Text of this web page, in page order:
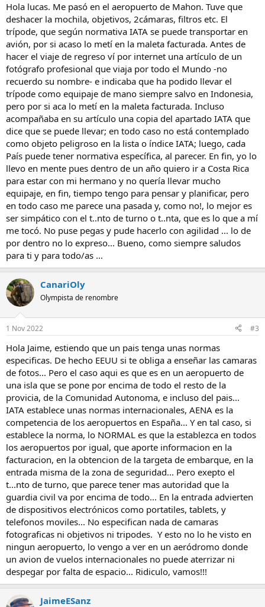
Hola lucas. Me pasó en el aeropuerto de Mahon. Tuve que
deshacer la mochila, objetivos, 2cámaras, filtros etc. El
trípode, que según normativa IATA se puede transportar en
avión, por si acaso lo metí en la maleta facturada. Antes de
hacer el viaje de regreso ví por internet una artículo de un
fotógrafo profesional que viaja por todo el Mundo -no
recuerdo su nombre- e indicaba que ha podido llevar el
trípode como equipaje de mano siempre salvo en Indonesia,
pero por si aca lo metí en la maleta facturada. Incluso
acompañaba en su artículo una copia del apartado IATA que
dice que se puede llevar; en todo caso no está contemplado
como objeto peligroso en la lista o índice IATA; luego, cada
País puede tener normativa específica, al parecer. En fin, yo lo
llevo en mente pues dentro de un año quiero ir a Costa Rica
para estar con mi hermano y no quería llevar mucho
equipaje, en fin, tiempo tengo para pensar y planificar, pero
en todo caso me parece una pasada y, como no!, lo mejor es
ser simpático con el t..nto de turno o t..nta, que es lo que a mí
me tocó. No puse pegas y pude hacerlo con agilidad ... lo de
por dentro no lo expreso... Bueno, como siempre saludos
para ti y para todo/as ...
CanariOly
Olympista de renombre
1 Nov 2022 #3
Hola Jaime, estiendo que un pais tenga unas normas
especificas. De hecho EEUU si te obliga a enseñar las camaras
de fotos... Pero el caso aqui es que es en un aeropuerto de
una isla que se pone por encima de todo el resto de la
provicia, de la Comunidad Autonoma, e incluso del pais...
IATA establece unas normas internacionales, AENA es la
competencia de los aeropuertos en España... Y en tal caso, si
establece la norma, lo NORMAL es que la establezca en todos
los aeropuertos por igual, que aporte informacion en la
facturacion, en la obtencion de la targeta de embarque, en la
entrada misma de la zona de seguridad... Pero exepto el
t...nto de turno, que parece tener mas autoridad que la
guardia civil va por encima de todo... En la entrada advierten
de dispositivos electrónicos como portatiles, tablets, y
telefonos moviles... No especifican nada de camaras
fotograficas ni objetivos ni tripodes. Y esto no lo he visto en
ningun aeropuerto, lo vengo a ver en un aeródromo donde
un avion de vuelos internacionales no puede aterrizar ni
despegar por falta de espacio... Ridiculo, vamos!!!
JaimeESanz